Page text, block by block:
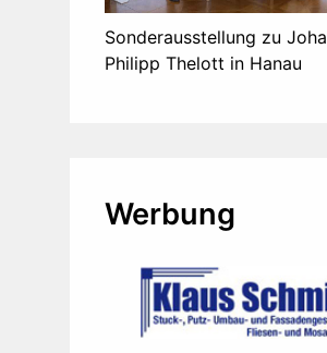
Sonderausstellung zu
Philipp Thelott in Hanau
Werbung